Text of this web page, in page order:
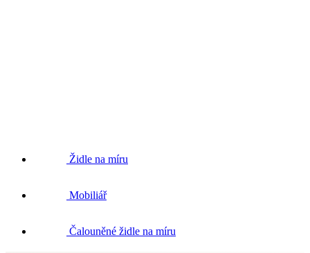
Židle na míru
Mobiliář
Čalouněné židle na míru